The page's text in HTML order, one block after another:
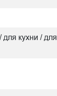
кухни / для